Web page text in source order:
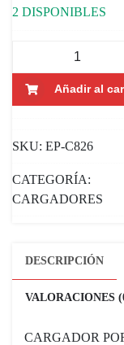
2 DISPONIBLES
CARGADOR
ECOPOWER
22.000MAH
POWERBANK
Añadir al
SKU: EP-C826
CATEGORÍA:
CARGADORES
DESCRIPCIÓN
VALORACIONES
CARGADOR